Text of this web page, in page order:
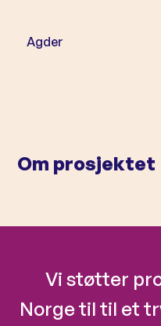
Agder
Om prosjektet
Vi støtter
Norge til til et